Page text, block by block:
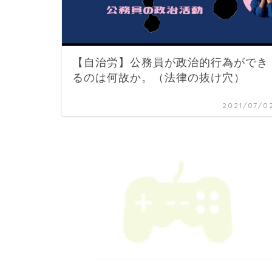
【自治労】公務員が政治的行為ができ
るのは何故か。（法律の抜け穴）
2021/07/